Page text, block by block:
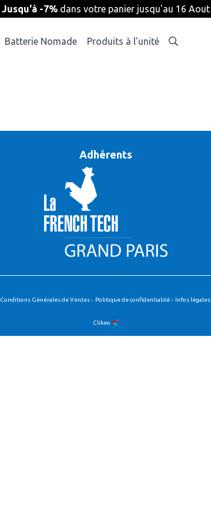
Jusqu'à -7% dans votre panier jusqu'au 16 Aout
Batterie Nomade Produits à l'unité
Adhérents
Conditions Générales de Ventes- Politique de confidentialité- Infos légales
Clikeo